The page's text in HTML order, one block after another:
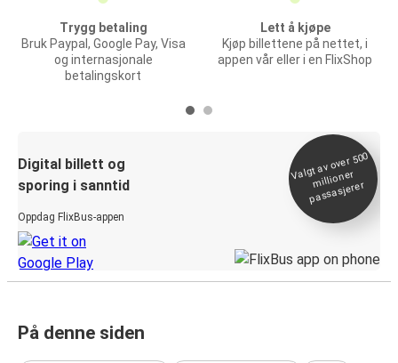
Trygg betaling
Bruk Paypal, Google Pay, Visa
og internasjonale
betalingskort
Lett å kjøpe
Kjøp billettene på nettet, i
appen vår eller i en FlixShop
Digital billett og
sporing i sanntid
Oppdag FlixBus-appen
Valgt av over 500
millioner
passasjerer
På denne siden